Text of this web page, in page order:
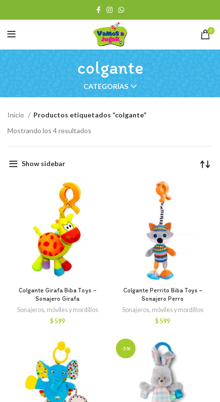
0
colgante
CATEGORÍAS
Inicio
Productos etiquetados “colgante”
Mostrando los 4 resultados
Show sidebar
Colgante Girafa Biba Toys –
Sonajero Girafa
Sonajeros, móviles y mordillos
$599
Colgante Perrito Biba Toys –
Sonajero Perro
Sonajeros, móviles y mordillos
$599
-5%